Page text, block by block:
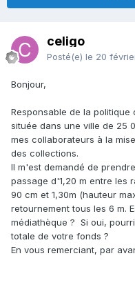
celigo
Posté(e) le 20
Bonjour,
Responsable de la
située dans une ville de 25
mes collaborateurs à la
des collections.
Il m'est demandé de
passage d'1,20 m entre les
90 cm et 1,30m (hauteur
retournement tous les 6 m.
médiathèque ? Si oui,
totale de votre fonds ?
En vous remerciant, par